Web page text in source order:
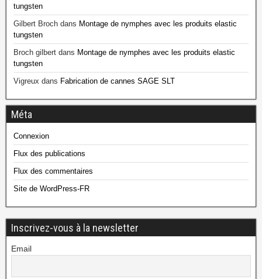
tungsten
Gilbert Broch dans Montage de nymphes avec les produits elastic
tungsten
Broch gilbert dans Montage de nymphes avec les produits elastic
tungsten
Vigreux dans Fabrication de cannes SAGE SLT
Méta
Connexion
Flux des publications
Flux des commentaires
Site de WordPress-FR
Inscrivez-vous à la newsletter
Email